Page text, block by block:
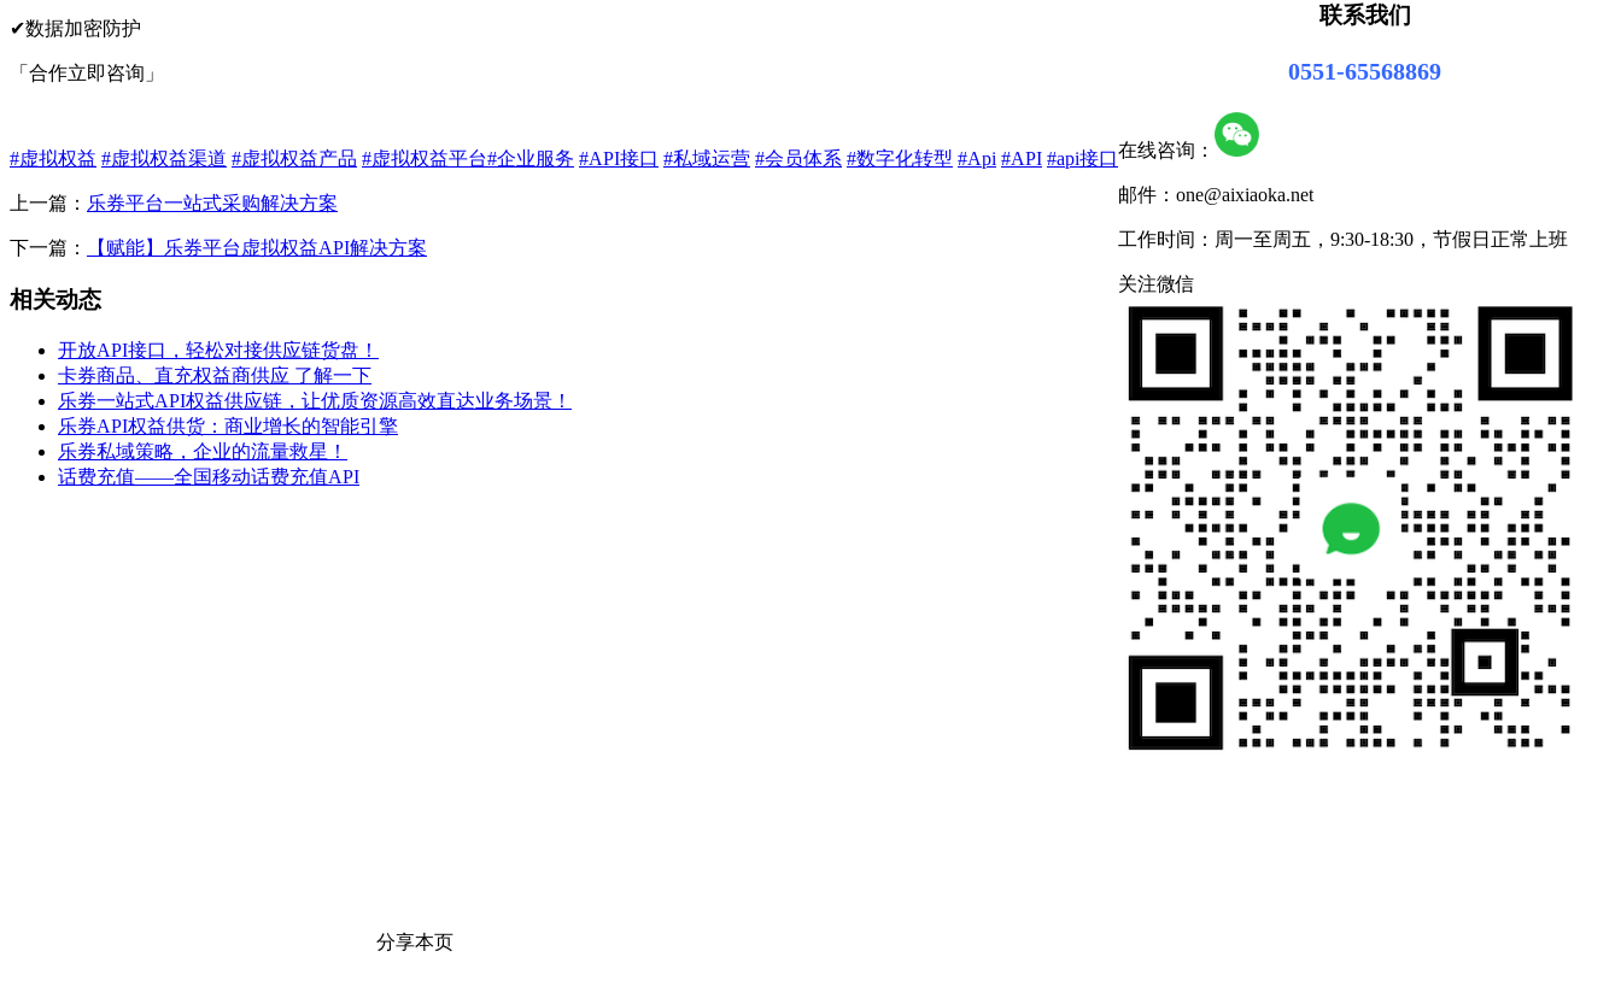
✔数据加密防护
「合作立即咨询」
#虚拟权益 #虚拟权益渠道 #虚拟权益产品 #虚拟权益平台#企业服务 #API接口 #私域运营 #会员体系 #数字化转型 #Api #API #api接口
上一篇： 乐券平台一站式采购解决方案
下一篇： 【赋能】乐券平台虚拟权益API解决方案
相关动态
开放API接口，轻松对接供应链货盘！
卡券商品、直充权益商供应 了解一下
乐券一站式API权益供应链，让优质资源高效直达业务场景！
乐券API权益供货：商业增长的智能引擎
乐券私域策略，企业的流量救星！
话费充值——全国移动话费充值API
联系我们
0551-65568869
在线咨询：
邮件：one@aixiaoka.net
工作时间：周一至周五，9:30-18:30，节假日正常上班
关注微信
分享本页